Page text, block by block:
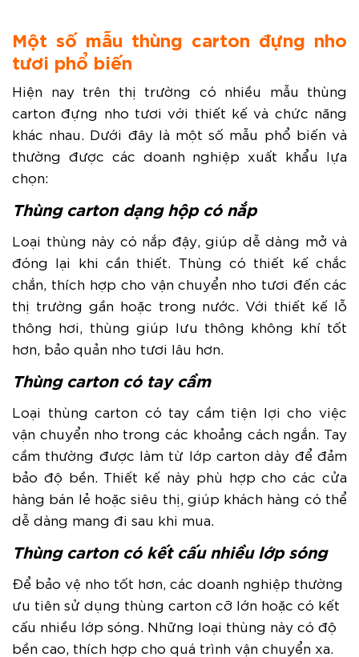
Một số mẫu thùng carton đựng nho
tươi phổ biến
Hiện nay trên thị trường có nhiều mẫu thùng
carton đựng nho tươi với thiết kế và chức năng
khác nhau. Dưới đây là một số mẫu phổ biến và
thường được các doanh nghiệp xuất khẩu lựa
chọn:
Thùng carton dạng hộp có nắp
Loại thùng này có nắp đậy, giúp dễ dàng mở và
đóng lại khi cần thiết. Thùng có thiết kế chắc
chắn, thích hợp cho vận chuyển nho tươi đến các
thị trường gần hoặc trong nước. Với thiết kế lỗ
thông hơi, thùng giúp lưu thông không khí tốt
hơn, bảo quản nho tươi lâu hơn.
Thùng carton có tay cầm
Loại thùng carton có tay cầm tiện lợi cho việc
vận chuyển nho trong các khoảng cách ngắn. Tay
cầm thường được làm từ lớp carton dày để đảm
bảo độ bền. Thiết kế này phù hợp cho các cửa
hàng bán lẻ hoặc siêu thị, giúp khách hàng có thể
dễ dàng mang đi sau khi mua.
Thùng carton có kết cấu nhiều lớp sóng
Để bảo vệ nho tốt hơn, các doanh nghiệp thường
ưu tiên sử dụng thùng carton cỡ lớn hoặc có kết
cấu nhiều lớp sóng. Những loại thùng này có độ
bền cao, thích hợp cho quá trình vận chuyển xa.